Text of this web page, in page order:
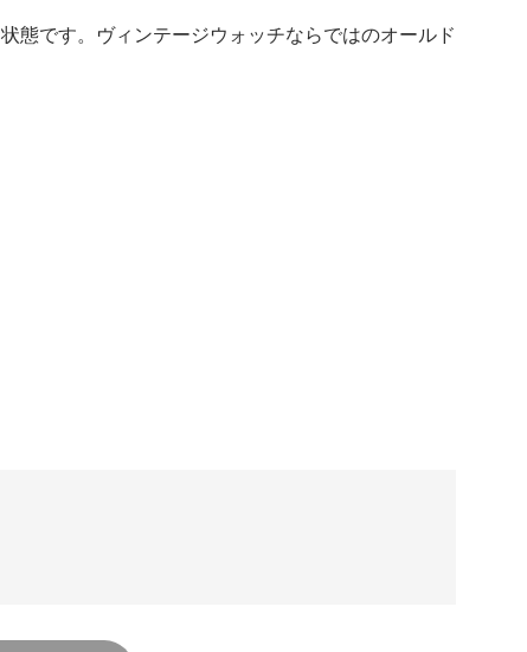
態です。ヴィンテージウォッチならではのオールド